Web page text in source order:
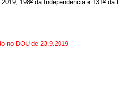
198 da Independência e 131 da
no DOU de 23.9.2019